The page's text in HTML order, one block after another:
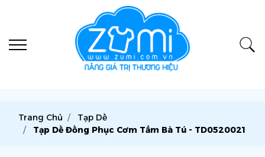
Trang Chủ
Tạp Dề
Tạp Dề Đồng Phục Cơm Tấm Bà Tú - TD0520021